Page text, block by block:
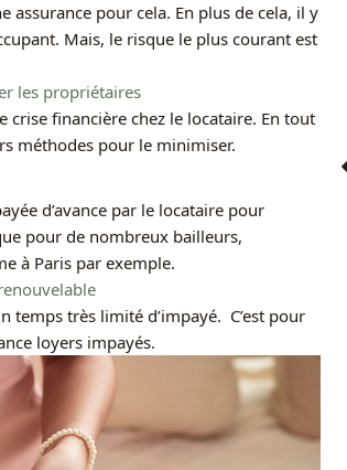
pour cela. En plus de cela, il y
Mais, le risque le plus courant est
les propriétaires
crise financière chez le locataire. En tout
méthodes pour le minimiser.
d’avance par le locataire pour
pour de nombreux bailleurs,
à Paris par exemple.
très limité d’impayé. C’est pour
loyers impayés.